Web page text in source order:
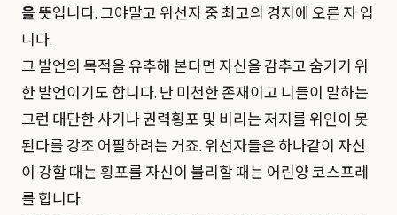
을 뜻입니다. 그야말고 위선자 중 최고의 경지에 오른 자 입
니다.
그 발언의 목적을 유추해 본다면 자신을 감추고 숨기기 위
한 발언이기도 합니다. 난 미천한 존재이고 니들이 말하는
그런 대단한 사기나 권력횡포 및 비리는 저지를 위인이 못
된다를 강조 어필하려는 거죠. 위선자들은 하나같이 자신
이 강할 때는 횡포를 자신이 불리할 때는 어린양 코스프레
를 합니다.